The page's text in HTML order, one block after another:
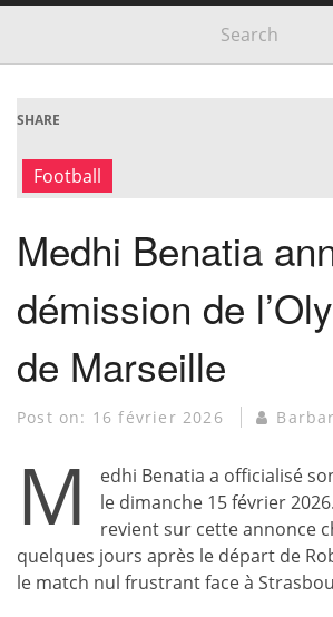
SHARE
Football
Medhi Benatia
démission de
de Marseille
Post on: 16 février 2026
M
edhi Benatia a officialisé
le dimanche 15 février
revient sur cette annonce
quelques jours après le départ de
le match nul frustrant face à